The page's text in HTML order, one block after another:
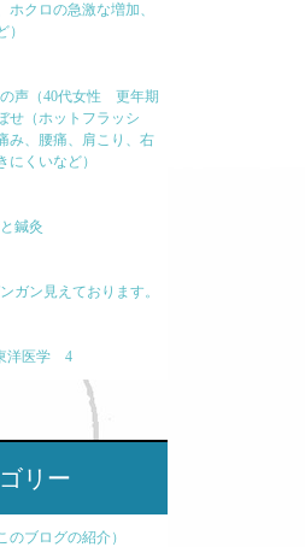
クロの急激な増加、
声（40代女性 更年期
せ（ホットフラッシ
み、腰痛、肩こり、右
にくいなど）
鍼灸
ガン見えております。
洋医学 4
リー
のブログの紹介）